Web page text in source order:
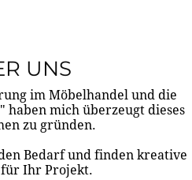
UNS
im Möbelhandel und die
mich überzeugt dieses
zu gründen.
Bedarf und finden kreative
für Ihr Projekt.